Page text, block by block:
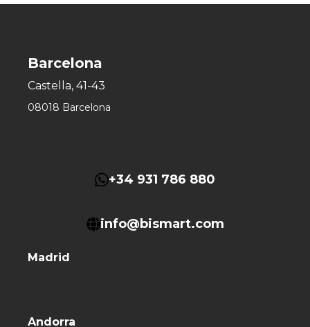
Barcelona
Castella, 41-43
08018 Barcelona
+34 931 786 880
info@bismart.com
Madrid
Andorra